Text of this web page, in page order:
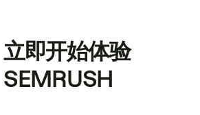
立即开始体验
SEMRUSH